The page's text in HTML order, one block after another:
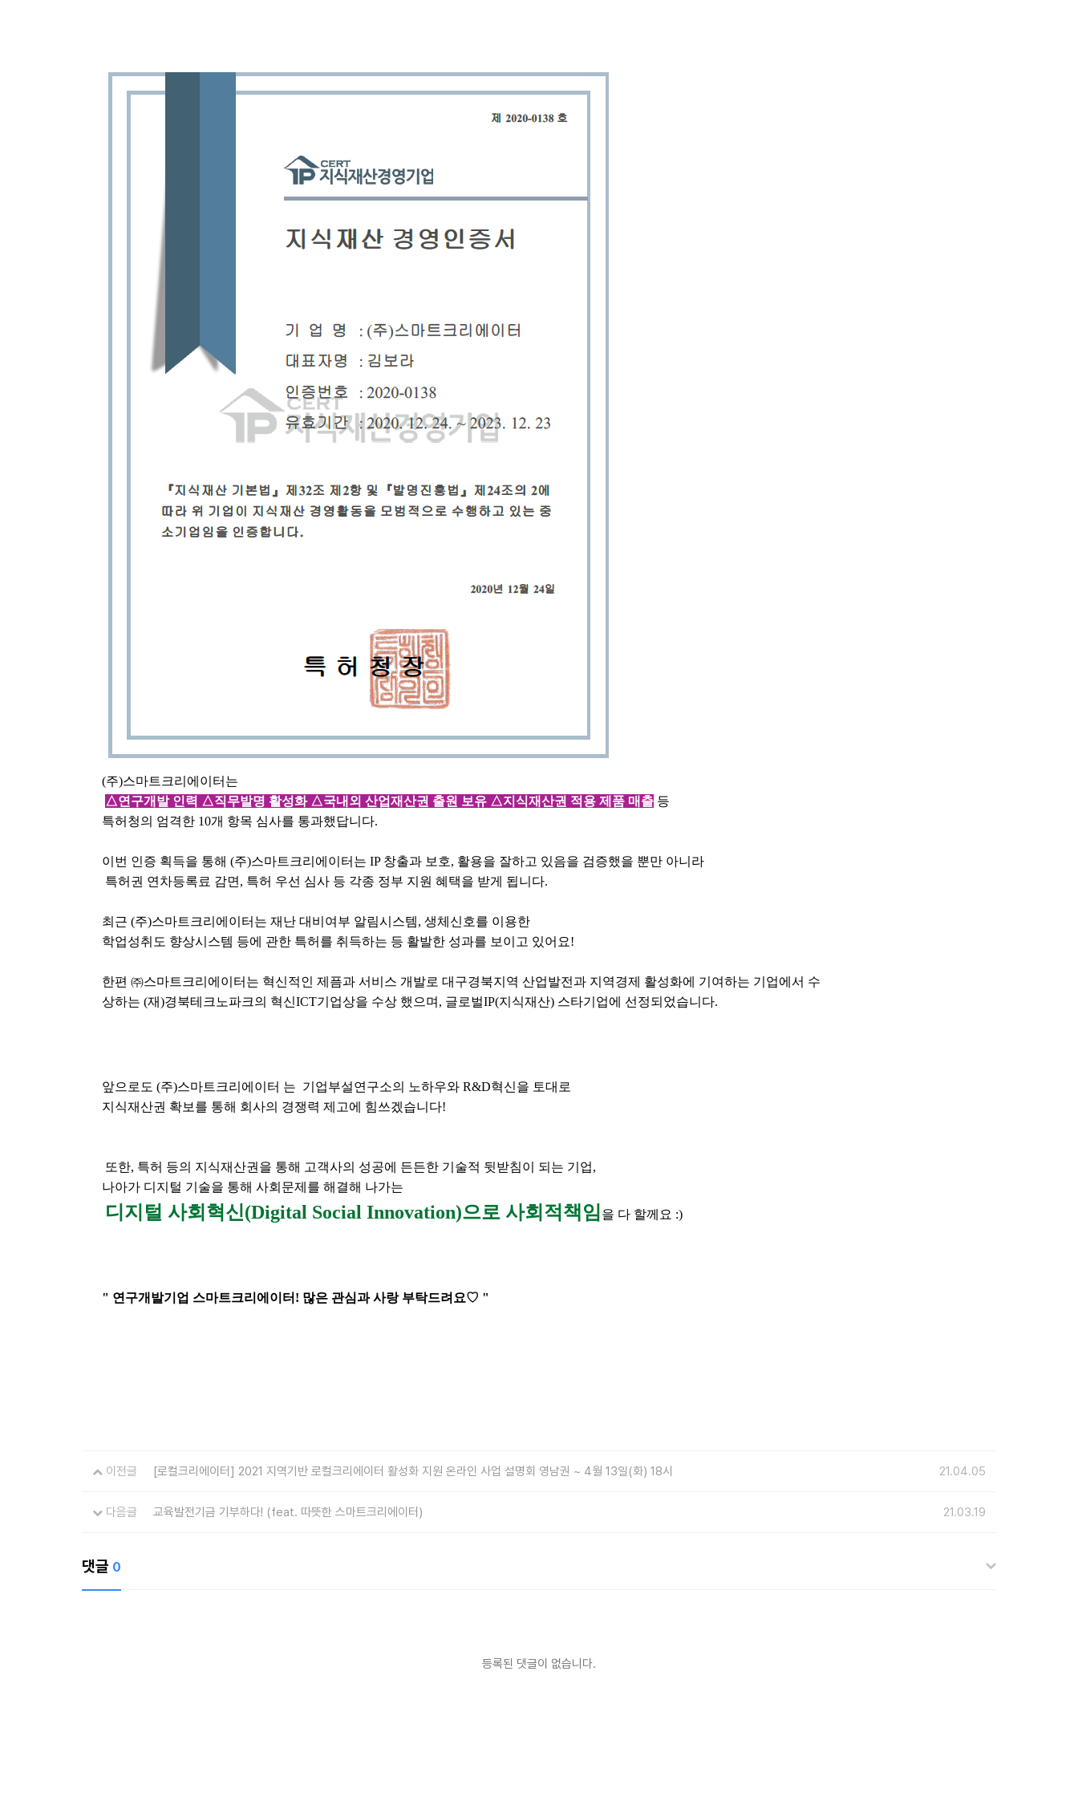
(주)스마트크리에이터는
△연구개발 인력 △직무발명 활성화 △국내외 산업재산권 출원 보유 △지식재산권 적용 제품 매출 등
특허청의 엄격한 10개 항목 심사를 통과했답니다.
이번 인증 획득을 통해 (주)스마트크리에이터는 IP 창출과 보호, 활용을 잘하고 있음을 검증했을 뿐만 아니라
특허권 연차등록료 감면, 특허 우선 심사 등 각종 정부 지원 혜택을 받게 됩니다.
최근 (주)스마트크리에이터는 재난 대비여부 알림시스템, 생체신호를 이용한
학업성취도 향상시스템 등에 관한 특허를 취득하는 등 활발한 성과를 보이고 있어요!
한편 ㈜스마트크리에이터는 혁신적인 제픔과 서비스 개발로 대구경북지역 산업발전과 지역경제 활성화에 기여하는 기업에서 수
상하는 (재)경북테크노파크의 혁신ICT기업상을 수상 했으며, 글로벌IP(지식재산) 스타기업에 선정되었습니다.
앞으로도 (주)스마트크리에이터 는  기업부설연구소의 노하우와 R&D혁신을 토대로
지식재산권 확보를 통해 회사의 경쟁력 제고에 힘쓰겠습니다!
또한, 특허 등의 지식재산권을 통해 고객사의 성공에 든든한 기술적 뒷받침이 되는 기업,
나아가 디지털 기술을 통해 사회문제를 해결해 나가는
디지털 사회혁신(Digital Social Innovation)으로 사회적책임 을 다 할께요 :)
" 연구개발기업 스마트크리에이터! 많은 관심과 사랑 부탁드려요♡ "
이전글 [로컬크리에이터] 2021 지역기반 로컬크리에이터 활성화 지원 온라인 사업 설명회 영남권 ~ 4월 13일(화) 18시 21.04.05
다음글 교육발전기금 기부하다! (feat. 따뜻한 스마트크리에이터) 21.03.19
댓글 0
등록된 댓글이 없습니다.